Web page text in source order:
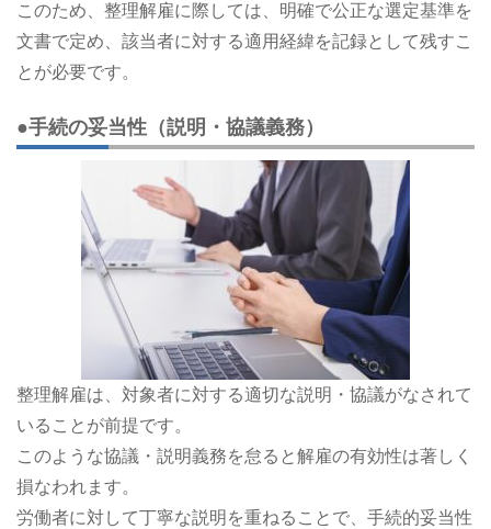
このため、整理解雇に際しては、明確で公正な選定基準を
文書で定め、該当者に対する適用経緯を記録として残すこ
とが必要です。
●手続の妥当性（説明・協議義務）
整理解雇は、対象者に対する適切な説明・協議がなされて
いることが前提です。
このような協議・説明義務を怠ると解雇の有効性は著しく
損なわれます。
労働者に対して丁寧な説明を重ねることで、手続的妥当性